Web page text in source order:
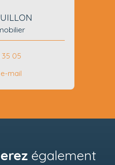
35 05
mail
également